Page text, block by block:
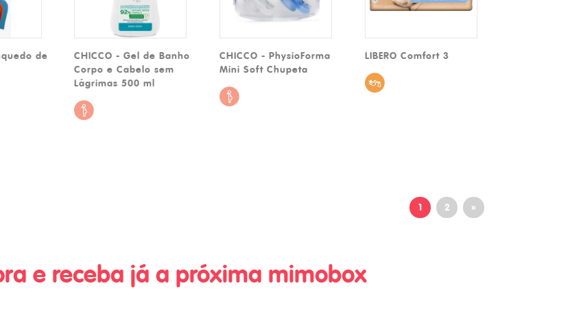
de
CHICCO - Gel de Banho
Corpo e Cabelo sem
Lágrimas 500 ml
CHICCO - PhysioForma
Mini Soft Chupeta
LIBERO Comfort 3
1 2 »
e receba já a próxima mimobox